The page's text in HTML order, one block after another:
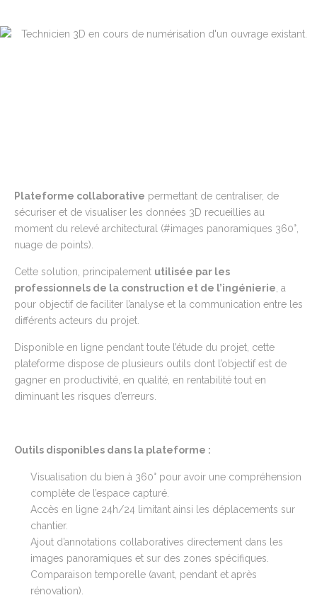
Plateforme collaborative permettant de centraliser, de
sécuriser et de visualiser les données 3D recueillies au
moment du relevé architectural (#images panoramiques 360°,
nuage de points)
Cette solution, principalement utilisée par les
professionnels de la construction et de l’ingénierie , a
pour objectif de faciliter l’analyse et la communication entre les
différents acteurs du projet.
Disponible en ligne pendant toute l’étude du projet, cette
plateforme dispose de plusieurs outils dont l’objectif est de
gagner en productivité, en qualité, en rentabilité tout en
diminuant les risques d’erreurs.
Outils disponibles dans la plateforme :
Visualisation du bien à 360° pour avoir une compréhension
complète de l’espace capturé.
Accès en ligne 24h/24 limitant ainsi les déplacements sur
chantier.
Ajout d’annotations collaboratives directement dans les
images panoramiques et sur des zones spécifiques.
Comparaison temporelle (avant, pendant et après
rénovation).